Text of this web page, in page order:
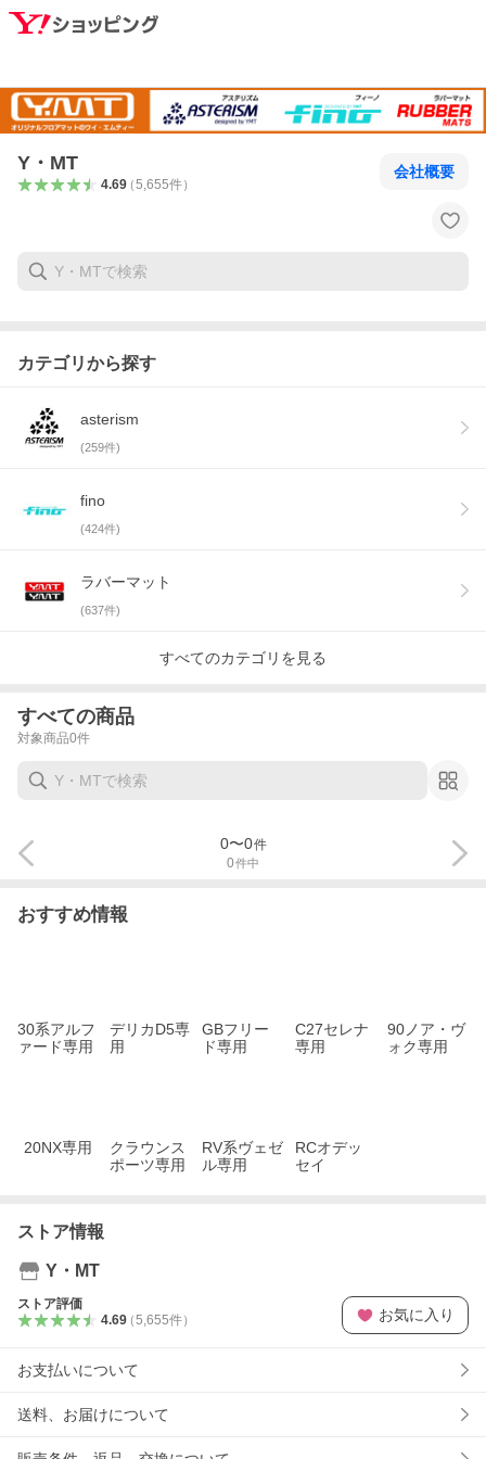
Y・MT
4.69（5,655件）
会社概要
カテゴリから探す
asterism
(259件)
fino
(424件)
ラバーマット
(637件)
すべてのカテゴリを見る
すべての商品
対象商品0件
0件中
0〜0件
おすすめ情報
30系アルフ
ァード専用
デリカD5専
用
GBフリー
ド専用
C27セレナ
専用
90ノア・ヴ
ォク専用
20NX専用
クラウンス
ポーツ専用
RV系ヴェゼ
ル専用
RCオデッ
セイ
ストア情報
Y・MT
ストア評価
4.69（5,655件） お気に入り
お支払いについて
送料、お届けについて